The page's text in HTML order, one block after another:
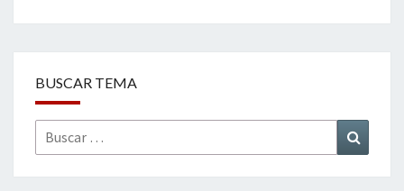
BUSCAR TEMA
Buscar
por: